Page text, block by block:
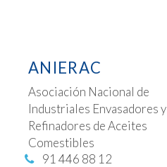
ANIERAC
Asociación Nacional de
Industriales Envasadores y
Refinadores de Aceites
Comestibles
91 446 88 12